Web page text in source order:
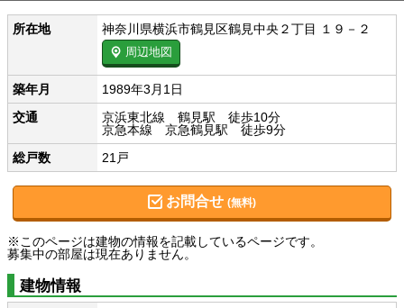
所在地 神奈川県横浜市鶴見区鶴見中央２丁目 １９－２
周辺地図
築年月
1989年3月1日
交通
京浜東北線 鶴見駅 徒歩10分
京急本線 京急鶴見駅 徒歩9分
総戸数
21戸
お問合せ (無料)
※このページは建物の情報を記載しているページです。
募集中の部屋は現在ありません。
建物情報